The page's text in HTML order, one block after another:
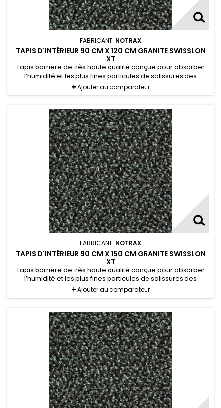
FABRICANT: NOTRAX
TAPIS D'INTÉRIEUR 90 CM X 120 CM GRANITE SWISSLON
XT
Tapis barrière de très haute qualité conçue pour absorber
l’humidité et les plus fines particules de salissures des
chaussures.
Ajouter au comparateur
FABRICANT: NOTRAX
TAPIS D'INTÉRIEUR 90 CM X 150 CM GRANITE SWISSLON
XT
Tapis barrière de très haute qualité conçue pour absorber
l’humidité et les plus fines particules de salissures des
chaussures.
Ajouter au comparateur